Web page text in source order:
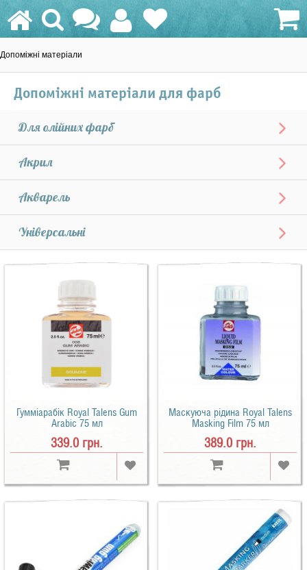
Допоміжні матеріали
Допоміжні матеріали для фарб
Для олійних фарб
Акрил
Акварель
Універсальні
Гумміарабік Royal Talens Gum
Arabic 75 мл
339.0 грн.
Маскуюча рідина Royal Talens
Masking Film 75 мл
389.0 грн.